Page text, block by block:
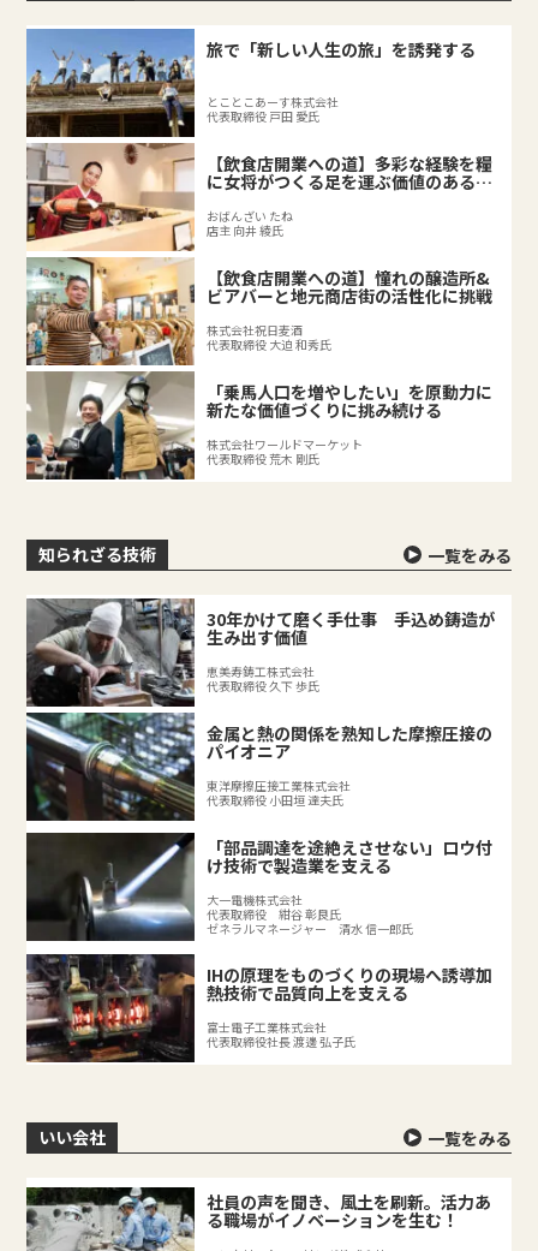
旅で「新しい人生の旅」を誘発する
とことこあーす株式会社
代表取締役 戸田 愛氏
【飲食店開業への道】多彩な経験を糧
に女将がつくる足を運ぶ価値のある料
おばんざい たね
店主 向井 綾氏
【飲食店開業への道】憧れの醸造所&
ビアバーと地元商店街の活性化に挑戦
株式会社祝日麦酒
代表取締役 大迫 和秀氏
「乗馬人口を増やしたい」を原動力に
新たな価値づくりに挑み続ける
株式会社ワールドマーケット
代表取締役 荒木 剛氏
知られざる技術 一覧をみる
30年かけて磨く手仕事 手込め鋳造が
生み出す価値
恵美寿鋳工株式会社
代表取締役 久下 歩氏
金属と熱の関係を熟知した摩擦圧接の
パイオニア
東洋摩擦圧接工業株式会社
代表取締役 小田垣 達夫氏
「部品調達を途絶えさせない」ロウ付
け技術で製造業を支える
大一電機株式会社
代表取締役 紺谷 彰良氏
ゼネラルマネージャー 清水 信一郎氏
IHの原理をものづくりの現場へ誘導加
熱技術で品質向上を支える
富士電子工業株式会社
代表取締役社長 渡邊 弘子氏
いい会社 一覧をみる
社員の声を聞き、風土を刷新。活力あ
る職場がイノベーションを生む！